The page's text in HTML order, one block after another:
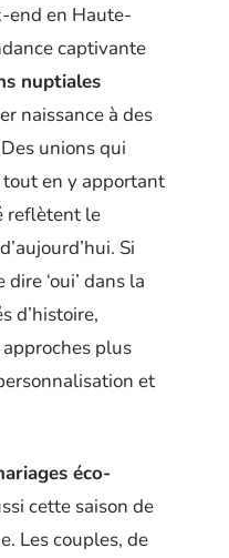
end en Haute-
captivante
nuptiales
naissance à des
unions qui
en y apportant
reflètent le
Si
‘oui’ dans la
d’histoire,
plus
et
éco-
cette saison de
Les couples, de